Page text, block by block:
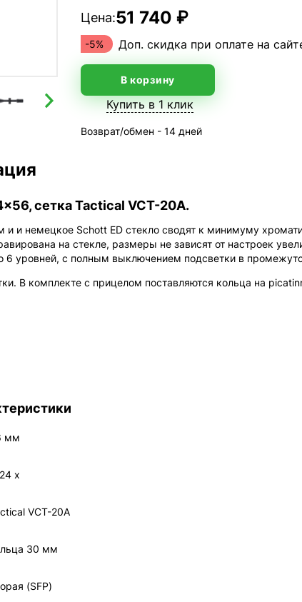
Цена:51 740 ₽
-5% Доп. скидка при оплате на
В корзину
Купить в 1 клик
Возврат/обмен - 14 дней
сетка Tactical VCT-20A.
и немецкое Schott ED стекло сводят к минимуму
на стекле, размеры не зависят от настроек
уровней, с полным выключением подсветки в
В комплекте с прицелом поставляются кольца на
мм
x
VCT-20A
30 мм
(SFP)